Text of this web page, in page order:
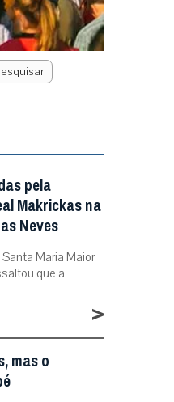
pela
Makrickas na
Neves
Maria Maior
que a
>
mas o